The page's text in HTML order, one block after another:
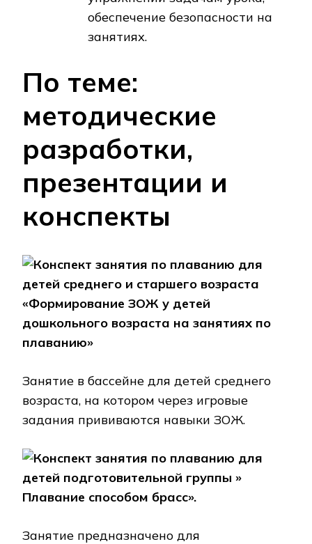
обеспечение безопасности на
занятиях.
По теме:
методические
разработки,
презентации и
конспекты
Конспект занятия по плаванию для
детей среднего и старшего возраста
«Формирование ЗОЖ у детей
дошкольного возраста на занятиях по
плаванию»
Занятие в бассейне для детей среднего
возраста, на котором через игровые
задания прививаются навыки ЗОЖ.
Конспект занятия по плаванию для
детей подготовительной группы »
Плавание способом брасс».
Занятие предназначено для